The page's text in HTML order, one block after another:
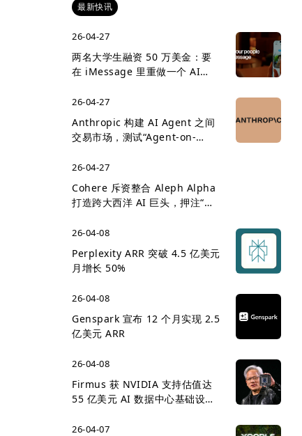
最新快讯
26-04-27
两名大学生融资 50 万美金：要
在 iMessage 里重做一个 AI
26-04-27
Anthropic 构建 AI Agent 之间
交易市场，测试“Agent-on-
26-04-27
Cohere 斥资整合 Aleph Alpha
打造跨大西洋 AI 巨头，押注“主
26-04-08
Perplexity ARR 突破 4.5 亿美元
月增长 50%
26-04-08
Genspark 宣布 12 个月实现 2.5
亿美元 ARR
26-04-08
Firmus 获 NVIDIA 支持估值达
55 亿美元 AI 数据中心基础设施
26-04-07